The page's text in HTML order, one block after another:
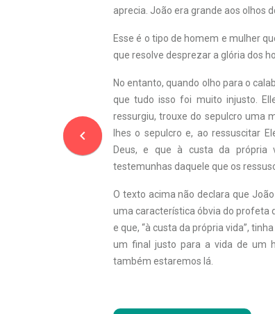
navigate_before
aprecia. João era grande aos olhos
Esse é o tipo de homem e mulher
que resolve desprezar a glória dos
No entanto, quando olho para o
que tudo isso foi muito injusto.
ressurgiu, trouxe do sepulcro uma
lhes o sepulcro e, ao ressuscitar
Deus, e que à custa da própria
testemunhas daquele que os
O texto acima não declara que
uma característica óbvia do profeta
e que, “à custa da própria vida”,
um final justo para a vida de um
também estaremos lá.